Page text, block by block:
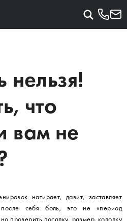
нельзя!
что
вам не
натирает, давит, заставляет
себя боль, это не «период
проверить посадку, размер, колодку